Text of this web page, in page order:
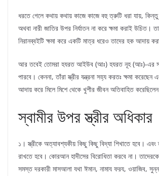
ধরতে গেলে কথায় কথায় কাজে কাজে বহু ত্রুটি ধরা যায়, কিন্তু
অথবা নারী জাতির উপর নির্যাতন না করে ক্ষমা করাই উচিত।
নিরানব্বইটি ক্ষমা করে একটি মাত্র ধরেও তাদের হক আদায়
আর তবেই তোমরা হযরত আইউব (আঃ) হযরত নূহ (আঃ)-এর
পারবে। কেননা, তাঁরা স্ত্রীর যন্ত্রনা সহ্য করতঃ ক্ষমা করেছেন
আদায় করে মিলে মিশে থেকে খুশীর জীবন অতিবাহিত করেছিলেন
স্বামীর উপর স্ত্রীর অধিকার
১। স্ত্রীকে অত্যাবশ্যকীয় কিছু কিছু বিদ্যা শিখাতে হবে। এবং
রাখতে হবে। কোরআন হাদীসের বিরোধিতা করবে না।
সমস্ত দরকারী মাসআলা যথা ঈমান, নামায ফরয, ওয়াজিব,